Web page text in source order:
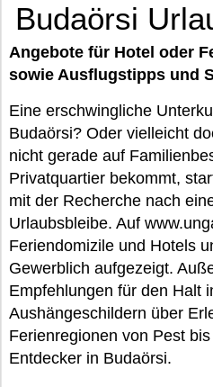
Budaörsi
Angebote für Hotel oder
sowie Ausflugstipps und
Eine erschwingliche
Budaörsi? Oder vielleicht
nicht gerade auf
Privatquartier bekommt,
mit der Recherche nach
Urlaubsbleibe. Auf
Feriendomizile und Hotels
Gewerblich aufgezeigt.
Empfehlungen für den Halt
Aushängeschildern über
Ferienregionen von Pest
Entdecker in Budaörsi.